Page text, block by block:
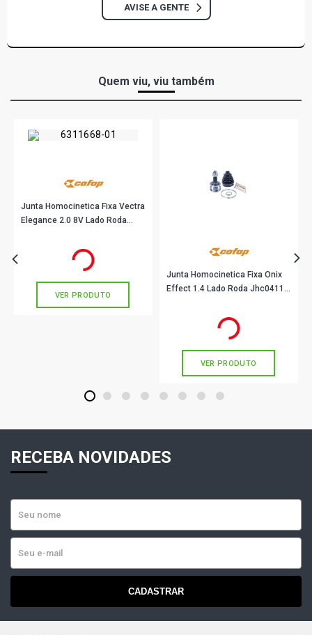
AVISE A GENTE
Quem viu, viu também
Junta Homocinetica Fixa Vectra
Elegance 2.0 8V Lado Roda
em até 7x de
VER PRODUTO
Junta Homocinetica Fixa Onix
Effect 1.4 Lado Roda Jhc04112
em até 5x de
VER PRODUTO
1 2 3 4 5 6 7 8
RECEBA NOVIDADES
CADASTRAR